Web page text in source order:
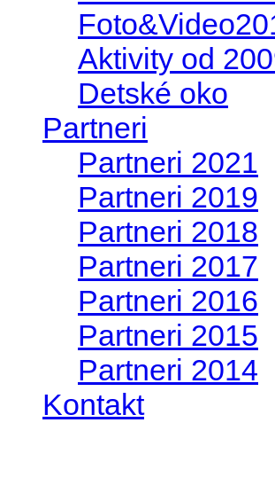
Aktivity od
Detské oko
Partneri
Partneri 2021
Partneri 2019
Partneri 2018
Partneri 2017
Partneri 2016
Partneri 2015
Partneri 2014
Kontakt